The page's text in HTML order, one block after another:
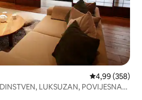
Prosječna
4,99 (358)
LUKSUZAN, POVIJESNA